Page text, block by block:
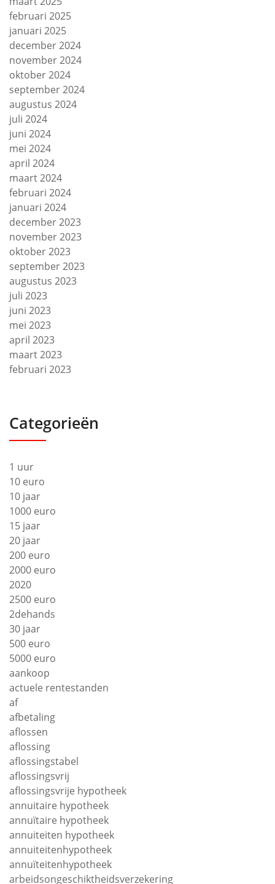
februari 2025
januari 2025
december 2024
november 2024
oktober 2024
september 2024
augustus 2024
juli 2024
juni 2024
mei 2024
april 2024
maart 2024
februari 2024
januari 2024
december 2023
november 2023
oktober 2023
september 2023
augustus 2023
juli 2023
juni 2023
mei 2023
april 2023
maart 2023
februari 2023
Categorieën
1 uur
10 euro
10 jaar
1000 euro
15 jaar
20 jaar
200 euro
2000 euro
2020
2500 euro
2dehands
30 jaar
500 euro
5000 euro
aankoop
actuele rentestanden
af
afbetaling
aflossen
aflossing
aflossingstabel
aflossingsvrij
aflossingsvrije hypotheek
annuitaire hypotheek
annuïtaire hypotheek
annuiteiten hypotheek
annuiteitenhypotheek
annuïteitenhypotheek
arbeidsongeschiktheidsverzekering